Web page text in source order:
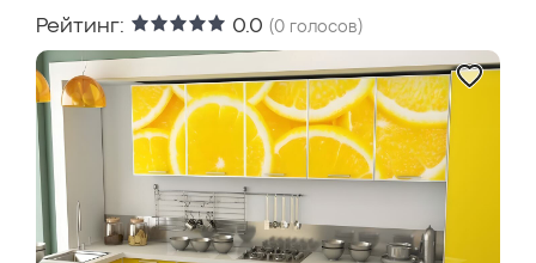
Рейтинг: 0.0 (0 голосов)